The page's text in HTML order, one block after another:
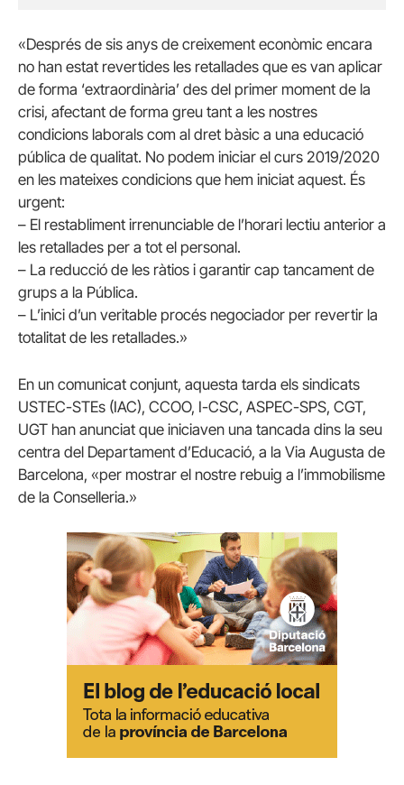
«Després de sis anys de creixement econòmic encara
no han estat revertides les retallades que es van aplicar
de forma ‘extraordinària’ des del primer moment de la
crisi, afectant de forma greu tant a les nostres
condicions laborals com al dret bàsic a una educació
pública de qualitat. No podem iniciar el curs 2019/2020
en les mateixes condicions que hem iniciat aquest. És
urgent:
– El restabliment irrenunciable de l’horari lectiu anterior a
les retallades per a tot el personal.
– La reducció de les ràtios i garantir cap tancament de
grups a la Pública.
– L’inici d’un veritable procés negociador per revertir la
totalitat de les retallades.»
En un comunicat conjunt, aquesta tarda els sindicats
USTEC-STEs (IAC), CCOO, I-CSC, ASPEC-SPS, CGT,
UGT han anunciat que iniciaven una tancada dins la seu
centra del Departament d’Educació, a la Via Augusta de
Barcelona, «per mostrar el nostre rebuig a l’immobilisme
de la Conselleria.»